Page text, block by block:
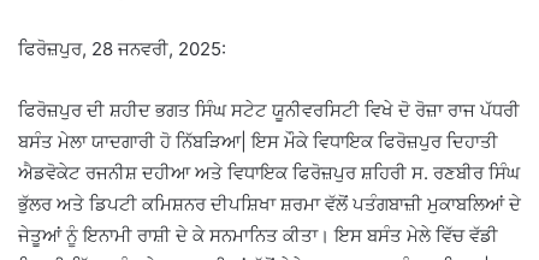
ਫਿਰੋਜ਼ਪੁਰ, 28 ਜਨਵਰੀ, 2025:
ਫਿਰੋਜ਼ਪੁਰ ਦੀ ਸ਼ਹੀਦ ਭਗਤ ਸਿੰਘ ਸਟੇਟ ਯੂਨੀਵਰਸਿਟੀ ਵਿਖੇ ਦੋ ਰੋਜ਼ਾ ਰਾਜ ਪੱਧਰੀ
ਬਸੰਤ ਮੇਲਾ ਯਾਦਗਾਰੀ ਹੋ ਨਿੱਬੜਿਆ| ਇਸ ਮੌਕੇ ਵਿਧਾਇਕ ਫਿਰੋਜ਼ਪੁਰ ਦਿਹਾਤੀ
ਐਡਵੋਕੇਟ ਰਜਨੀਸ਼ ਦਹੀਆ ਅਤੇ ਵਿਧਾਇਕ ਫਿਰੋਜ਼ਪੁਰ ਸ਼ਹਿਰੀ ਸ. ਰਣਬੀਰ ਸਿੰਘ
ਭੁੱਲਰ ਅਤੇ ਡਿਪਟੀ ਕਮਿਸ਼ਨਰ ਦੀਪਸ਼ਿਖਾ ਸ਼ਰਮਾ ਵੱਲੋਂ ਪਤੰਗਬਾਜ਼ੀ ਮੁਕਾਬਲਿਆਂ ਦੇ
ਜੇਤੂਆਂ ਨੂੰ ਇਨਾਮੀ ਰਾਸ਼ੀ ਦੇ ਕੇ ਸਨਮਾਨਿਤ ਕੀਤਾ। ਇਸ ਬਸੰਤ ਮੇਲੇ ਵਿੱਚ ਵੱਡੀ